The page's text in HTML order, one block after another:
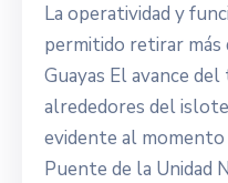
La operatividad y
permitido retirar más
Guayas El avance
alrededores del
evidente al
Puente de la Unidad